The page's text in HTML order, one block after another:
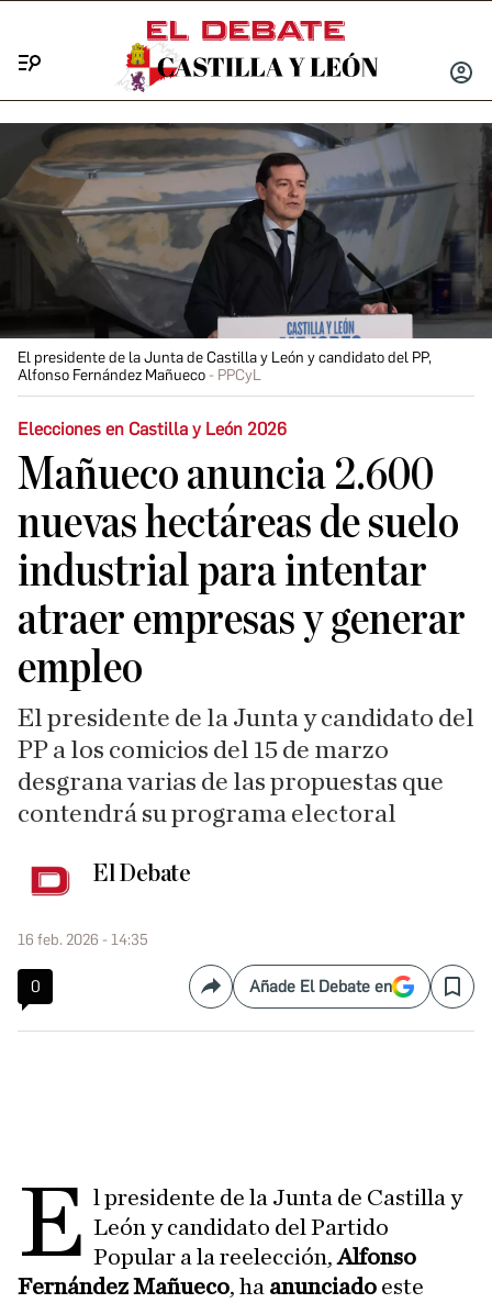
INICIAR
El presidente de la Junta de Castilla y León y candidato del PP,
Alfonso Fernández Mañueco
PPCyL
Elecciones en Castilla y León 2026
Mañueco anuncia 2.600
nuevas hectáreas de suelo
industrial para intentar
atraer empresas y generar
empleo
El presidente de la Junta y candidato del
PP a los comicios del 15 de marzo
desgrana varias de las propuestas que
contendrá su programa electoral
El Debate
16 feb. 2026 - 14:35
0 CompartirAñade El Debate en Save
E l presidente de la Junta de Castilla y
León y candidato del Partido
Popular a la reelección,Alfonso
Fernández Mañueco, ha anunciado este